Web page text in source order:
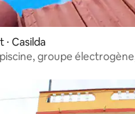
Casilda
groupe